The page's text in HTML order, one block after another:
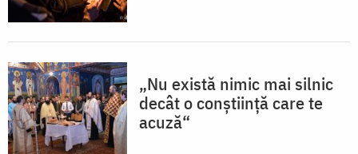
„Nu există nimic mai silnic
decât o conştiinţă care te
acuză“